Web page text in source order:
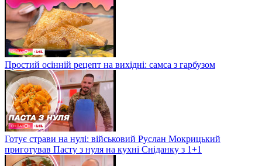
Простий осінній рецепт на вихідні: самса з гарбузом
Готує страви на нулі: військовий Руслан Мокрицький
приготував Пасту з нуля на кухні Сніданку з 1+1